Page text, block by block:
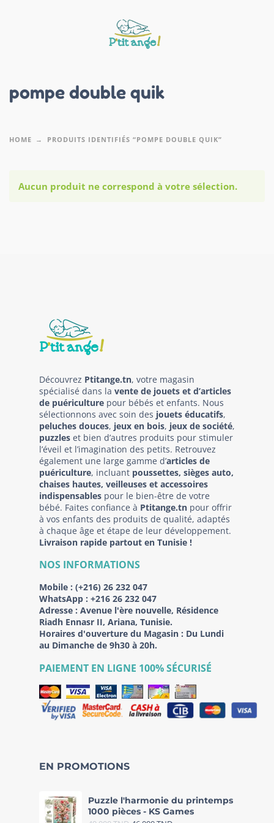
pompe double quik
HOME PRODUITS IDENTIFIÉS “POMPE DOUBLE QUIK”
Aucun produit ne correspond à votre sélection.
Découvrez Ptitange.tn, votre magasin
spécialisé dans la vente de jouets et d’articles
de puériculture pour bébés et enfants. Nous
sélectionnons avec soin des jouets éducatifs,
peluches douces, jeux en bois, jeux de société,
puzzles et bien d’autres produits pour stimuler
l’éveil et l’imagination des petits. Retrouvez
également une large gamme d’articles de
puériculture, incluant poussettes, sièges auto,
chaises hautes, veilleuses et accessoires
indispensables pour le bien-être de votre
bébé. Faites confiance à Ptitange.tn pour offrir
à vos enfants des produits de qualité, adaptés
à chaque âge et étape de leur développement.
Livraison rapide partout en Tunisie !
NOS INFORMATIONS
Mobile : (+216) 26 232 047
WhatsApp : +216 26 232 047
Adresse : Avenue l'ère nouvelle, Résidence
Riadh Ennasr II, Ariana, Tunisie.
Horaires d'ouverture du Magasin : Du Lundi
au Dimanche de 9h30 à 20h.
PAIEMENT EN LIGNE 100% SÉCURISÉ
EN PROMOTIONS
Puzzle l'harmonie du printemps
1000 pièces - KS Games